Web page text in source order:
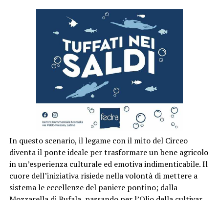
In questo scenario, il legame con il mito del Circeo
diventa il ponte ideale per trasformare un bene agricolo
in un’esperienza culturale ed emotiva indimenticabile. Il
cuore dell’iniziativa risiede nella volontà di mettere a
sistema le eccellenze del paniere pontino; dalla